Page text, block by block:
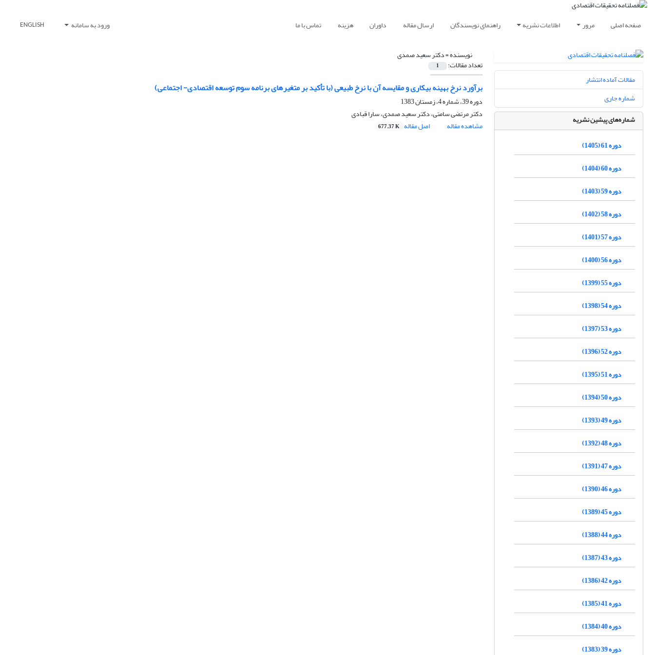
صفحه اصلی مرور اطلاعات نشریه راهنمای نویسندگان ارسال مقاله داوران هزینه تماس با ما ورود به سامانه ENGLISH
نویسنده =دکتر سعید صمدى
تعداد مقالات: 1
برآورد نرخ بهینه بیکاری و مقایسه آن با نرخ طبیعی (با تأکید بر متغیرهای برنامه سوم توسعه اقتصادی- اجتماعی)
دوره 39، شماره 4، زمستان 1383
دکتر مرتضى سامتى، دکتر سعید صمدى، سارا قبادی
مشاهده مقاله
اصل مقاله 677.37 K
مقالات آماده انتشار
شماره جاری
شماره‌های پیشین نشریه
دوره 61 (1405)
دوره 60 (1404)
دوره 59 (1403)
دوره 58 (1402)
دوره 57 (1401)
دوره 56 (1400)
دوره 55 (1399)
دوره 54 (1398)
دوره 53 (1397)
دوره 52 (1396)
دوره 51 (1395)
دوره 50 (1394)
دوره 49 (1393)
دوره 48 (1392)
دوره 47 (1391)
دوره 46 (1390)
دوره 45 (1389)
دوره 44 (1388)
دوره 43 (1387)
دوره 42 (1386)
دوره 41 (1385)
دوره 40 (1384)
دوره 39 (1383)